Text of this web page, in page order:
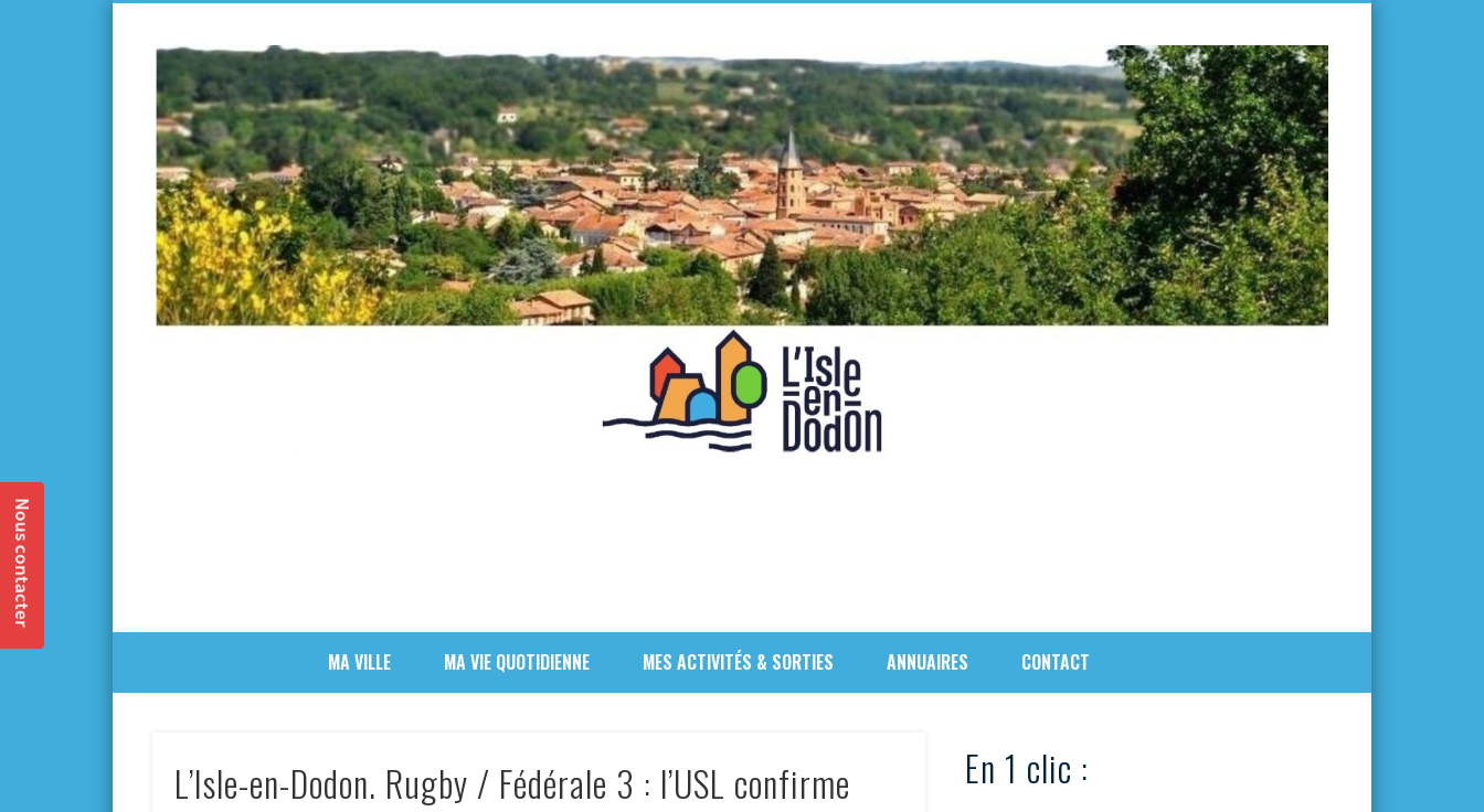
MA VILLE MA VIE QUOTIDIENNE MES ACTIVITÉS & SORTIES ANNUAIRES CONTACT
L’Isle-en-Dodon. Rugby / Fédérale 3 : l’USL confirme
En 1 clic :